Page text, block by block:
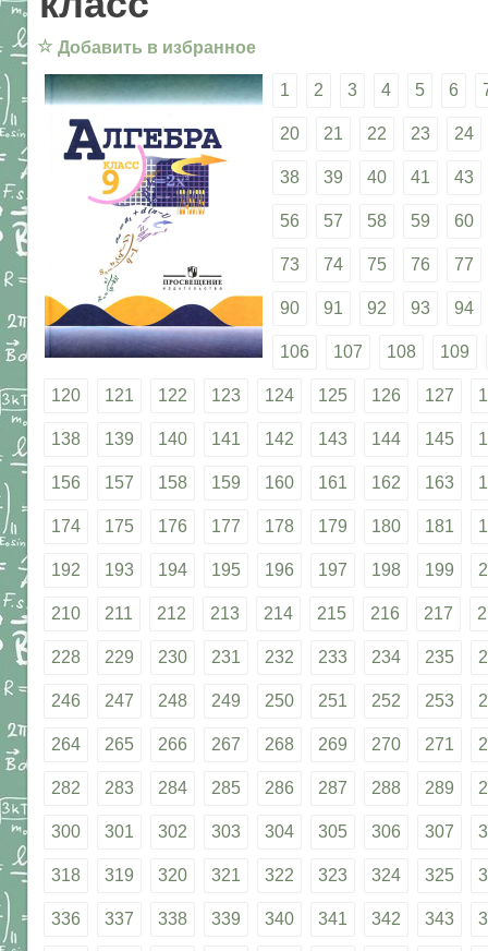
☆ Добавить в избранное
1 2 3 4 5 6
20 21 22 23 24
38 39 40 41 43
56 57 58 59 60
73 74 75 76 77
90 91 92 93 94
106 107 108 109
120 121 122 123 124 125 126 127
138 139 140 141 142 143 144 145
156 157 158 159 160 161 162 163
174 175 176 177 178 179 180 181
192 193 194 195 196 197 198 199
210 211 212 213 214 215 216 217
228 229 230 231 232 233 234 235
246 247 248 249 250 251 252 253
264 265 266 267 268 269 270 271
282 283 284 285 286 287 288 289
300 301 302 303 304 305 306 307
318 319 320 321 322 323 324 325
336 337 338 339 340 341 342 343